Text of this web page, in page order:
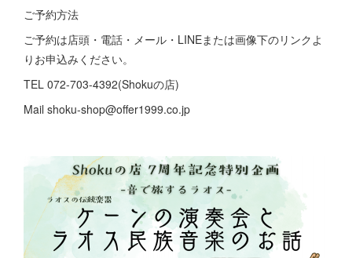
ご予約方法
ご予約は店頭・電話・メール・LINEまたは画像下のリンクよ
りお申込みください。
TEL 072-703-4392(Shokuの店)
Mail shoku-shop@offer1999.co.jp